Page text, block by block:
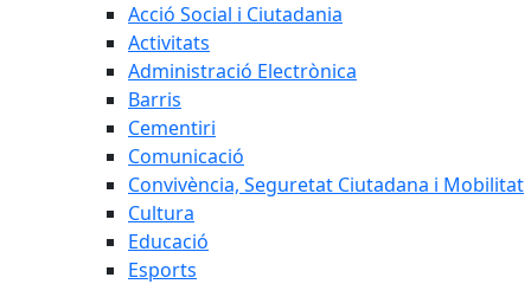
Acció Social i Ciutadania
Activitats
Administració Electrònica
Barris
Cementiri
Comunicació
Convivència, Seguretat Ciutadana i Mobilitat
Cultura
Educació
Esports